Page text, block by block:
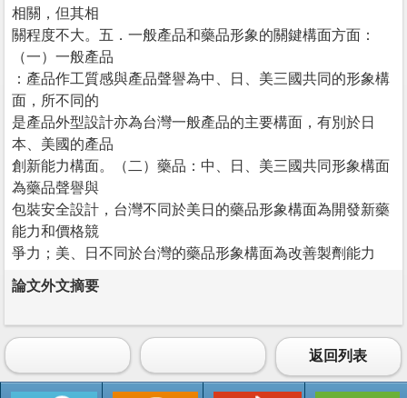
相關，但其相
關程度不大。五．一般產品和藥品形象的關鍵構面方面：
（一）一般產品
：產品作工質感與產品聲譽為中、日、美三國共同的形象構
面，所不同的
是產品外型設計亦為台灣一般產品的主要構面，有別於日
本、美國的產品
創新能力構面。（二）藥品：中、日、美三國共同形象構面
為藥品聲譽與
包裝安全設計，台灣不同於美日的藥品形象構面為開發新藥
能力和價格競
爭力；美、日不同於台灣的藥品形象構面為改善製劑能力
論文外文摘要
返回列表